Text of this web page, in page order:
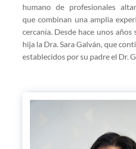
humano de profesionales
que combinan una amplia
cercanía. Desde hace unos años
hija la Dra. Sara Galván, que
establecidos por su padre el Dr.